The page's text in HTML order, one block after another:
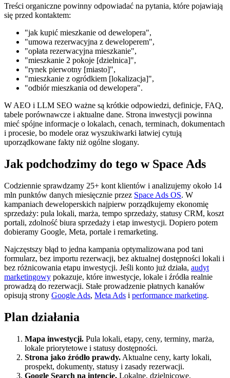
Treści organiczne powinny odpowiadać na pytania, które pojawiają
się przed kontaktem:
"jak kupić mieszkanie od dewelopera",
"umowa rezerwacyjna z deweloperem",
"opłata rezerwacyjna mieszkanie",
"mieszkanie 2 pokoje [dzielnica]",
"rynek pierwotny [miasto]",
"mieszkanie z ogródkiem [lokalizacja]",
"odbiór mieszkania od dewelopera".
W AEO i LLM SEO ważne są krótkie odpowiedzi, definicje, FAQ,
tabele porównawcze i aktualne dane. Strona inwestycji powinna
mieć spójne informacje o lokalach, cenach, terminach, dokumentach
i procesie, bo modele oraz wyszukiwarki łatwiej cytują
uporządkowane fakty niż ogólne slogany.
Jak podchodzimy do tego w Space Ads
Codziennie sprawdzamy 25+ kont klientów i analizujemy około 14
mln punktów danych miesięcznie przez Space Ads OS. W
kampaniach deweloperskich najpierw porządkujemy ekonomię
sprzedaży: pula lokali, marża, tempo sprzedaży, statusy CRM, koszt
portali, zdolność biura sprzedaży i etap inwestycji. Dopiero potem
dobieramy Google, Meta, portale i remarketing.
Najczęstszy błąd to jedna kampania optymalizowana pod tani
formularz, bez importu rezerwacji, bez aktualnej dostępności lokali i
bez różnicowania etapu inwestycji. Jeśli konto już działa, audyt
marketingowy pokazuje, które inwestycje, lokale i źródła realnie
prowadzą do rezerwacji. Stałe prowadzenie płatnych kanałów
opisują strony Google Ads, Meta Ads i performance marketing.
Plan działania
Mapa inwestycji. Pula lokali, etapy, ceny, terminy, marża,
lokale priorytetowe i statusy dostępności.
Strona jako źródło prawdy. Aktualne ceny, karty lokali,
prospekt, dokumenty, statusy i zasady rezerwacji.
Google Search na intencję. Lokalne, dzielnicowe,